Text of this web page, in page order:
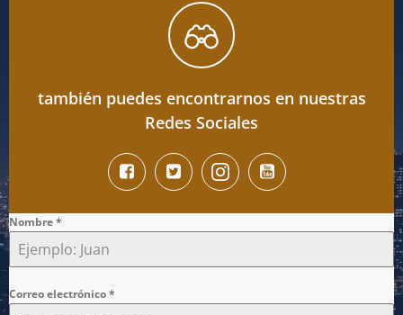
también puedes encontrarnos en nuestras
Redes Sociales
Nombre*
Correo electrónico*